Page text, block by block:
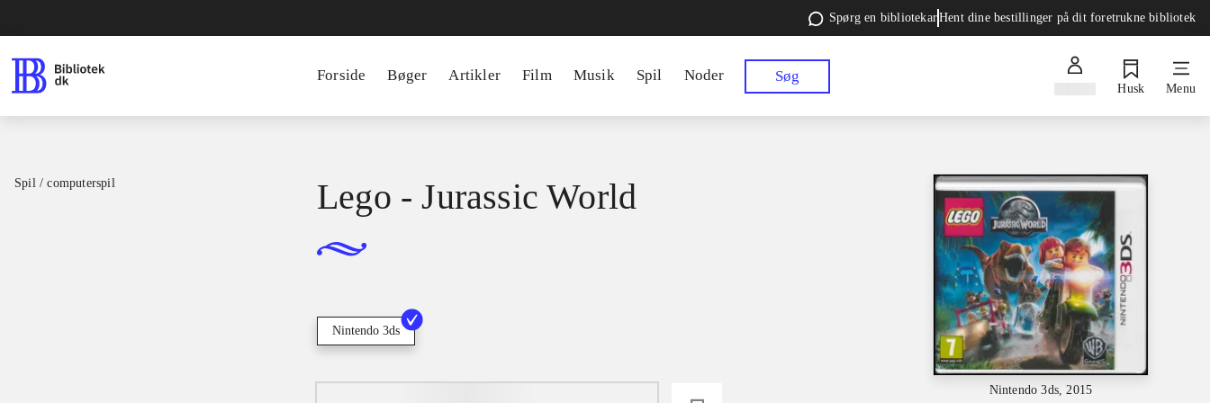
Spørg en bibliotekarHent dine bestillinger på dit foretrukne bibliotek
Forside Bøger Artikler Film Musik Spil Noder Søg
Husk Menu
Spil / computerspil
Nintendo 3ds, 2015
Lego - Jurassic World
Nintendo 3ds